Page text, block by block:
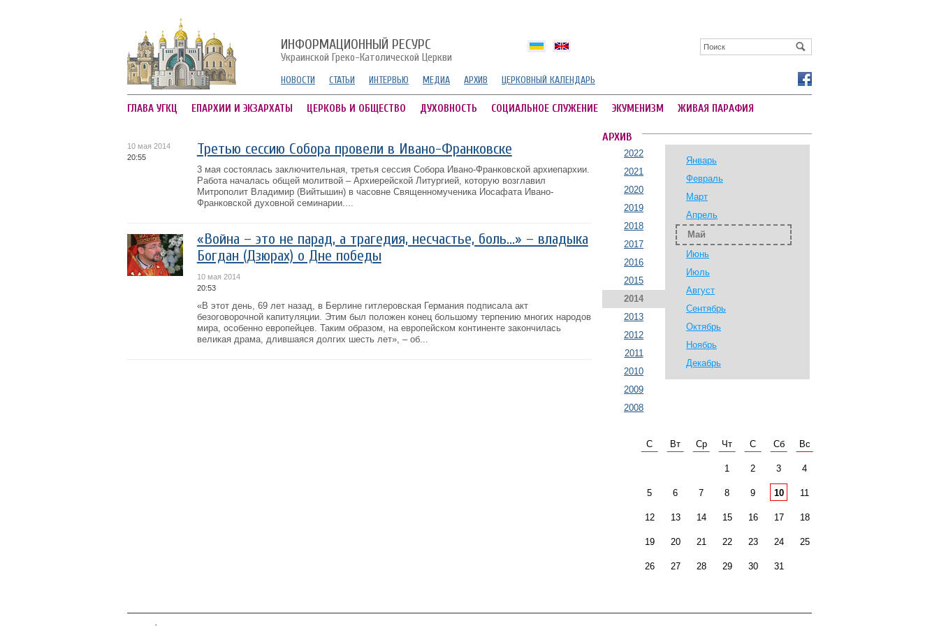
ИНФОРМАЦИОННЫЙ РЕСУРС
Украинской Греко-Католической Церкви
НОВОСТИ СТАТЬИ ИНТЕРВЬЮ МЕДИА АРХИВ ЦЕРКОВНЫЙ КАЛЕНДАРЬ
ГЛАВА УГКЦ ЕПАРХИИ И ЭКЗАРХАТЫ ЦЕРКОВЬ И ОБЩЕСТВО ДУХОВНОСТЬ СОЦИАЛЬНОЕ СЛУЖЕНИЕ ЭКУМЕНИЗМ ЖИВАЯ ПАРАФИЯ
10 мая 2014
20:55
Третью сессию Собора провели в Ивано-Франковске
3 мая состоялась заключительная, третья сессия Собора Ивано-Франковской архиепархии.
Работа началась общей молитвой – Архиерейской Литургией, которую возглавил
Митрополит Владимир (Вийтышин) в часовне Священномученика Иосафата Ивано-
Франковской духовной семинарии....
«Война – это не парад, а трагедия, несчастье, боль...» – владыка
Богдан (Дзюрах) о Дне победы
10 мая 2014
20:53
«В этот день, 69 лет назад, в Берлине гитлеровская Германия подписала акт
безоговорочной капитуляции. Этим был положен конец большому терпению многих народов
мира, особенно европейцев. Таким образом, на европейском континенте закончилась
великая драма, длившаяся долгих шесть лет», – об...
АРХИВ
2022
2021
2020
2019
2018
2017
2016
2015
2014
2013
2012
2011
2010
2009
2008
Январь
Февраль
Март
Апрель
Май
Июнь
Июль
Август
Сентябрь
Октябрь
Ноябрь
Декабрь
С Вт Ср Чт С Сб Вс
1 2 3 4
5 6 7 8 9 10 11
12 13 14 15 16 17 18
19 20 21 22 23 24 25
26 27 28 29 30 31